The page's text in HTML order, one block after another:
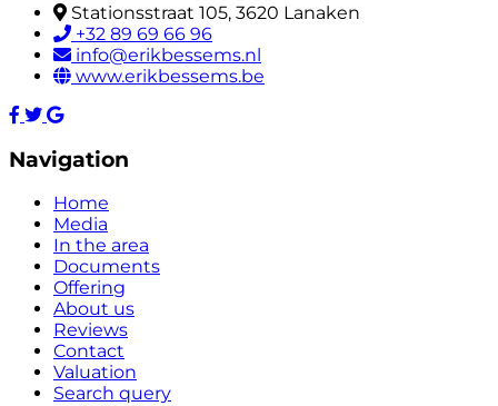
Stationsstraat 105, 3620 Lanaken
+32 89 69 66 96
info@erikbessems.nl
www.erikbessems.be
Navigation
Home
Media
In the area
Documents
Offering
About us
Reviews
Contact
Valuation
Search query